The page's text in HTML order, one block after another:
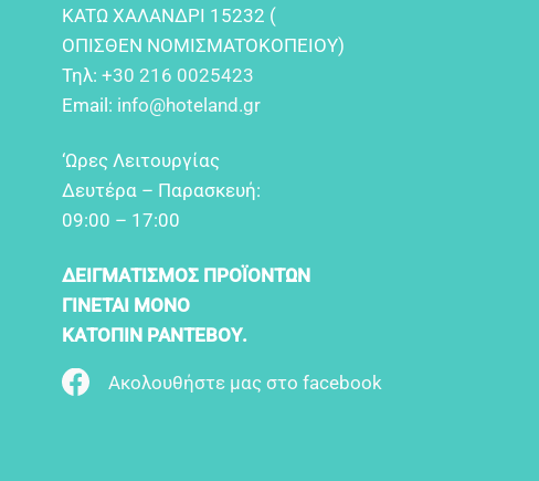
KATΩ XAΛANΔPI 15232 (
OΠIΣΘEN NOMIΣMATOKOΠEIOY)
Τηλ: +30 216 0025423
Email: info@hoteland.gr
‘Ωρες Λειτουργίας
Δευτέρα – Παρασκευή:
09:00 – 17:00
ΔΕΙΓΜΑΤΙΣΜΟΣ ΠΡΟΪΟΝΤΩΝ
ΓΙΝΕΤΑΙ ΜΟΝΟ
ΚΑΤΟΠΙΝ ΡΑΝΤΕΒΟΥ.
Ακολουθήστε μας στο facebook